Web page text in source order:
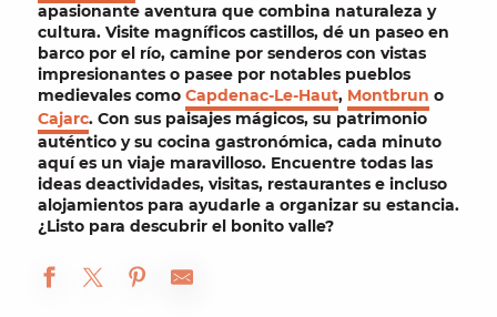
apasionante aventura que combina naturaleza y
cultura. Visite magníficos castillos, dé un paseo en
barco por el río, camine por senderos con vistas
impresionantes o pasee por notables pueblos
medievales como Capdenac-Le-Haut, Montbrun o
Cajarc. Con sus paisajes mágicos, su patrimonio
auténtico y su cocina gastronómica, cada minuto
aquí es un viaje maravilloso. Encuentre todas las
ideas deactividades, visitas, restaurantes e incluso
alojamientos para ayudarle a organizar su estancia.
¿Listo para descubrir el bonito valle?